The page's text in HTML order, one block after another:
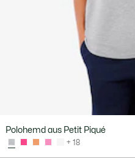
Polohemd aus Petit Piqué
+ 18